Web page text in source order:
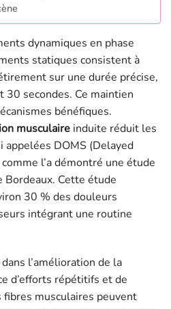
dynamiques en phase
statiques consistent à
sur une durée précise,
secondes. Ce maintien
bénéfiques.
musculaire induite réduit les
appelées DOMS (Delayed
l’a démontré une étude
Bordeaux. Cette étude
30 % des douleurs
intégrant une routine
l’amélioration de la
d’efforts répétitifs et de
musculaires peuvent